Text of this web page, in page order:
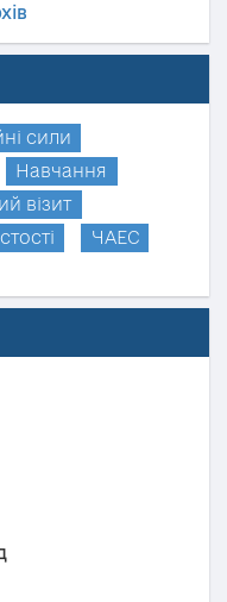
сили
Навчання
візит
ЧАЕС